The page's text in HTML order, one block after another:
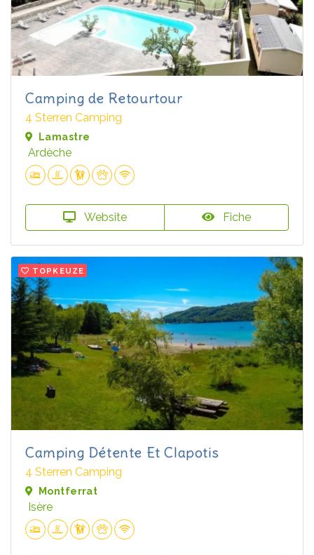
Camping de Retourtour
4 Sterren Camping
Lamastre
Ardèche
Website Fiche
TOPKEUZE
Camping Détente Et Clapotis
4 Sterren Camping
Montferrat
Isère